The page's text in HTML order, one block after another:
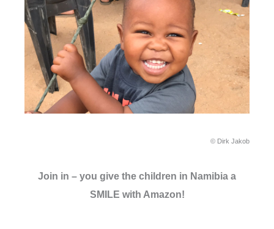
© Dirk Jakob
Join in – you give the children in Namibia a
SMILE with Amazon!